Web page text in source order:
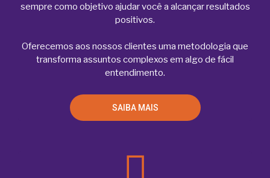
sempre como objetivo ajudar você a alcançar resultados
positivos.
Oferecemos aos nossos clientes uma metodologia que
transforma assuntos complexos em algo de fácil
entendimento.
SAIBA MAIS